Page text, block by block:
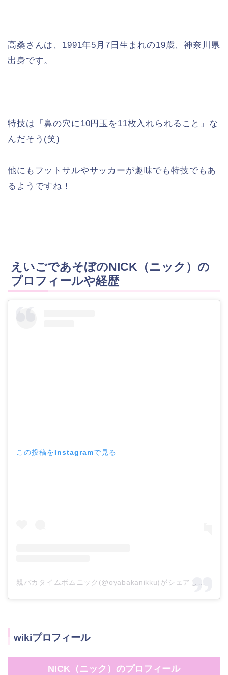
高桑さんは、1991年5月7日生まれの19歳、神奈川県
出身です。
特技は「鼻の穴に10円玉を11枚入れられること」な
んだそう(笑)
他にもフットサルやサッカーが趣味でも特技でもあ
るようですね！
えいごであそぼのNICK（ニック）の
プロフィールや経歴
この投稿をInstagramで見る
wikiプロフィール
NICK（ニック）のプロフィール